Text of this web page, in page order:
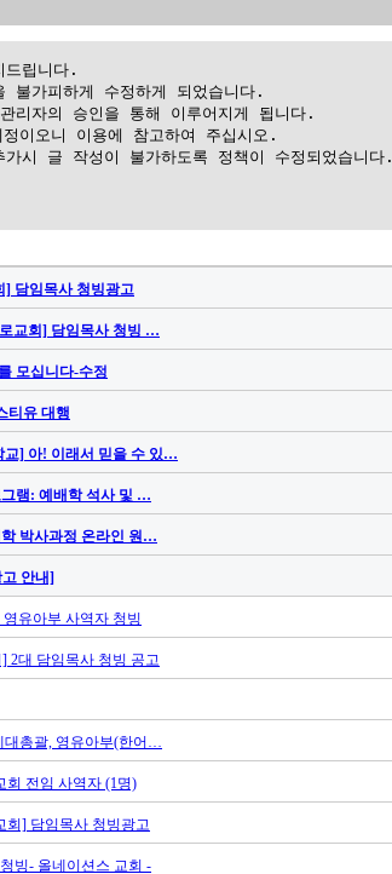
립니다.
가피하게 수정하게 되었습니다.
리자의 승인을 통해 이루어지게 됩니다.
이오니 이용에 참고하여 주십시오.
시 글 작성이 불가하도록 정책이 수정되었습니다.
] 담임목사 청빙광고
교회] 담임목사 청빙 …
모십니다-수정
티유 대행
교] 아! 이래서 믿을 수 있…
램: 예배학 석사 및 …
박사과정 온라인 원…
안내]
유아부 사역자 청빙
2대 담임목사 청빙 공고
총괄, 영유아부(한어…
회 전임 사역자 (1명)
회] 담임목사 청빙광고
빙- 올네이션스 교회 -